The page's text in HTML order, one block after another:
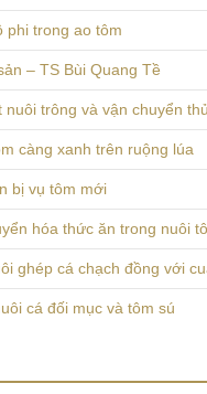
phi trong ao tôm
– TS Bùi Quang Tề
nuôi trông và vận chuyển
càng xanh trên ruộng lúa
bị vụ tôm mới
hóa thức ăn trong nuôi
ghép cá chạch đồng với
cá đối mục và tôm sú